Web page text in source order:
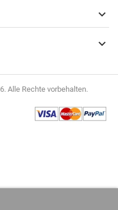


Alle Rechte vorbehalten.